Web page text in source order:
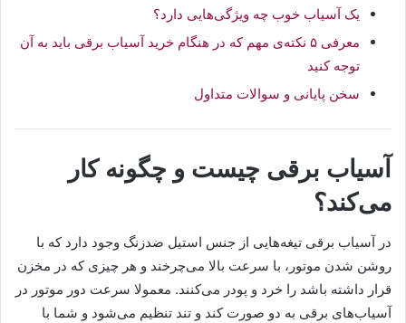
یک آسیاب خوب چه ویژگی‌هایی دارد؟
معرفی ۵ نکته‌ی مهم که در هنگام خرید آسیاب برقی باید به آن
توجه کنید
سخن پایانی و سوالات متداول
آسیاب برقی چیست و چگونه کار
می‌کند؟
در آسیاب برقی تیغه‌هایی از جنس استیل ضدزنگ وجود دارد که با
روشن شدن موتور، با سرعت بالا می‌چرخند و هر چیزی که در مخزن
قرار داشته باشد را خرد و پودر می‌کنند. معمولا سرعت دور موتور در
آسیاب‌های برقی به دو صورت کند و تند تنظیم می‌شود و شما با